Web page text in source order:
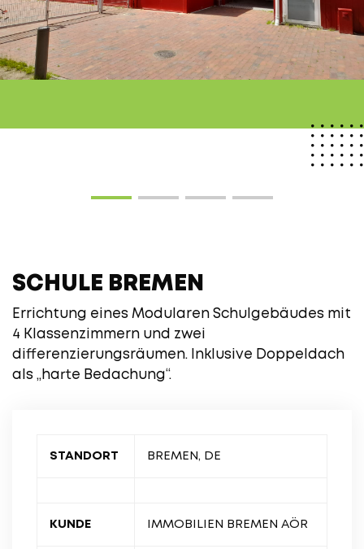
SCHULE BREMEN
Errichtung eines Modularen Schulgebäudes mit
4 Klassenzimmern und zwei
differenzierungsräumen. Inklusive Doppeldach
als „harte Bedachung“.
STANDORT BREMEN, DE
KUNDE IMMOBILIEN BREMEN AÖR